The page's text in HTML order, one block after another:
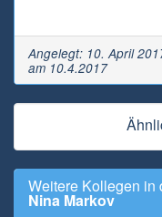
Angelegt: 10. April
am 10.4.2017
Weitere Kollegen in
Nina Markov